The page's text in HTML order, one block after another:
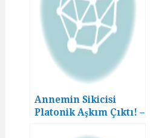
Annemin Sikicisi
Platonik Aşkım Çıktı! –